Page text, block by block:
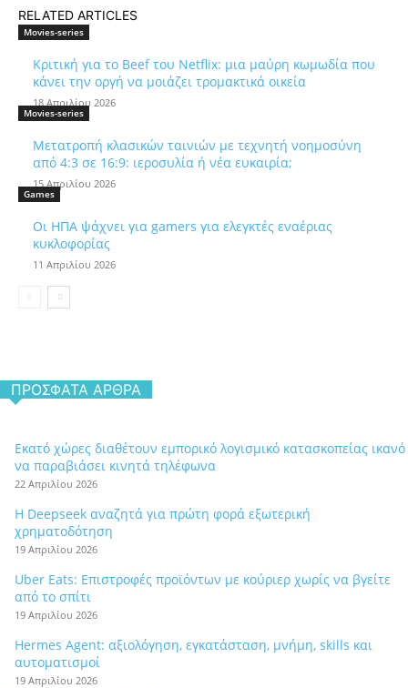
RELATED ARTICLES
Movies-series
Κριτική για το Beef του Netflix: μια μαύρη κωμωδία που
κάνει την οργή να μοιάζει τρομακτικά οικεία
18 Απριλίου 2026
Movies-series
Μετατροπή κλασικών ταινιών με τεχνητή νοημοσύνη
από 4:3 σε 16:9: ιεροσυλία ή νέα ευκαιρία;
15 Απριλίου 2026
Games
Οι ΗΠΑ ψάχνει για gamers για ελεγκτές εναέριας
κυκλοφορίας
11 Απριλίου 2026
ΠΡΌΣΦΑΤΑ ΆΡΘΡΑ
Εκατό χώρες διαθέτουν εμπορικό λογισμικό κατασκοπείας ικανό
να παραβιάσει κινητά τηλέφωνα
22 Απριλίου 2026
Η Deepseek αναζητά για πρώτη φορά εξωτερική
χρηματοδότηση
19 Απριλίου 2026
Uber Eats: Επιστροφές προϊόντων με κούριερ χωρίς να βγείτε
από το σπίτι
19 Απριλίου 2026
Hermes Agent: αξιολόγηση, εγκατάσταση, μνήμη, skills και
αυτοματισμοί
19 Απριλίου 2026